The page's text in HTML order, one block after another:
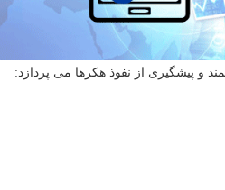
و پیشگیری از نفوذ هكرها می پردازد: